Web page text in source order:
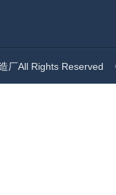
厂All Rights Reserved